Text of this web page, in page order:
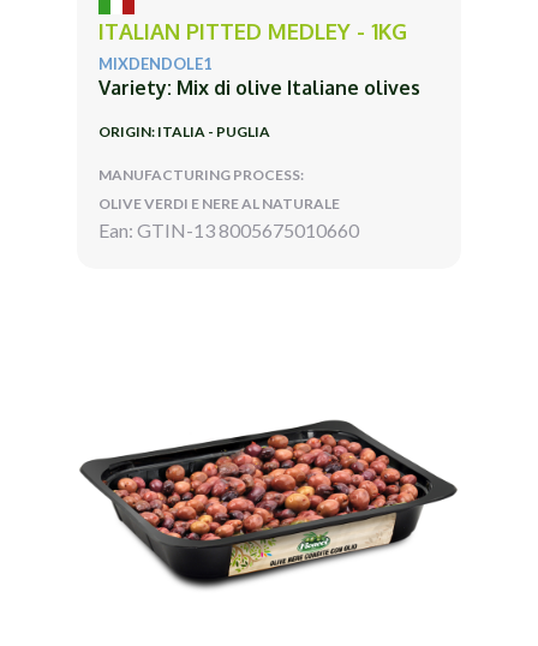
ITALIAN PITTED MEDLEY - 1KG
MIXDENDOLE1
Variety: Mix di olive Italiane olives
ORIGIN: ITALIA - PUGLIA
MANUFACTURING PROCESS:
OLIVE VERDI E NERE AL NATURALE
Ean: GTIN-13 8005675010660